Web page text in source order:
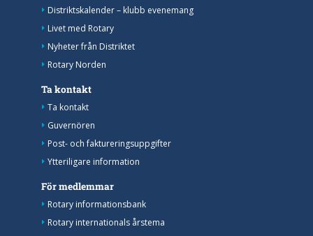
Distriktskalender – klubb evenemang
Livet med Rotary
Nyheter från Distriktet
Rotary Norden
Ta kontakt
Ta kontakt
Guvernören
Post- och faktureringsuppgifter
Ytteriligare information
För medlemmar
Rotary informationsbank
Rotary internationals årstema